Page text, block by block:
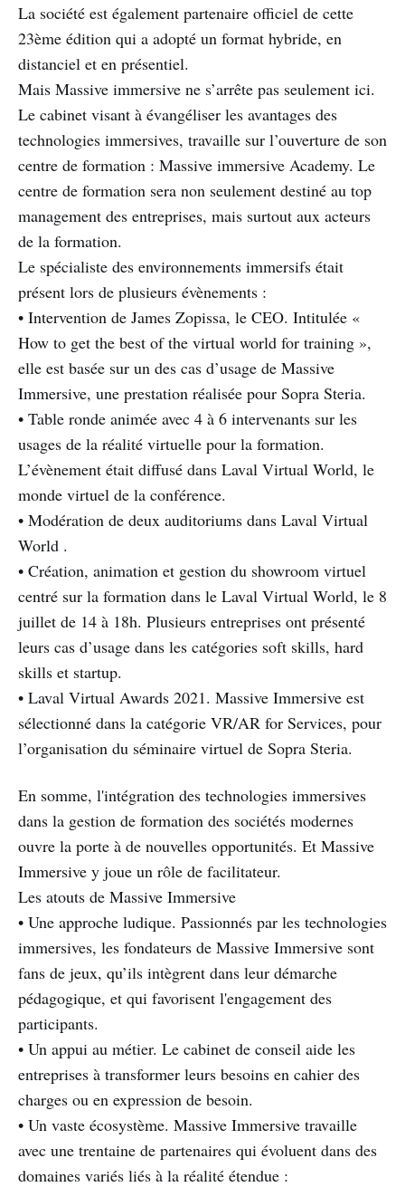
La société est également partenaire officiel de cette
23ème édition qui a adopté un format hybride, en
distanciel et en présentiel.
Mais Massive immersive ne s’arrête pas seulement ici.
Le cabinet visant à évangéliser les avantages des
technologies immersives, travaille sur l’ouverture de son
centre de formation : Massive immersive Academy. Le
centre de formation sera non seulement destiné au top
management des entreprises, mais surtout aux acteurs
de la formation.
Le spécialiste des environnements immersifs était
présent lors de plusieurs évènements :
• Intervention de James Zopissa, le CEO. Intitulée «
How to get the best of the virtual world for training »,
elle est basée sur un des cas d’usage de Massive
Immersive, une prestation réalisée pour Sopra Steria.
• Table ronde animée avec 4 à 6 intervenants sur les
usages de la réalité virtuelle pour la formation.
L’évènement était diffusé dans Laval Virtual World, le
monde virtuel de la conférence.
• Modération de deux auditoriums dans Laval Virtual
World .
• Création, animation et gestion du showroom virtuel
centré sur la formation dans le Laval Virtual World, le 8
juillet de 14 à 18h. Plusieurs entreprises ont présenté
leurs cas d’usage dans les catégories soft skills, hard
skills et startup.
• Laval Virtual Awards 2021. Massive Immersive est
sélectionné dans la catégorie VR/AR for Services, pour
l’organisation du séminaire virtuel de Sopra Steria.
En somme, l'intégration des technologies immersives
dans la gestion de formation des sociétés modernes
ouvre la porte à de nouvelles opportunités. Et Massive
Immersive y joue un rôle de facilitateur.
Les atouts de Massive Immersive
• Une approche ludique. Passionnés par les technologies
immersives, les fondateurs de Massive Immersive sont
fans de jeux, qu’ils intègrent dans leur démarche
pédagogique, et qui favorisent l'engagement des
participants.
• Un appui au métier. Le cabinet de conseil aide les
entreprises à transformer leurs besoins en cahier des
charges ou en expression de besoin.
• Un vaste écosystème. Massive Immersive travaille
avec une trentaine de partenaires qui évoluent dans des
domaines variés liés à la réalité étendue :